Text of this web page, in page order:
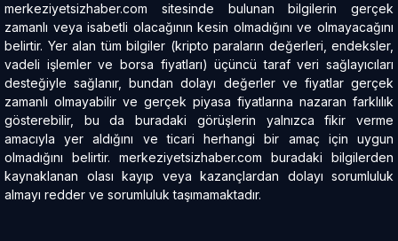
merkeziyetsizhaber.com sitesinde bulunan bilgilerin gerçek
zamanlı veya isabetli olacağının kesin olmadığını ve olmayacağını
belirtir. Yer alan tüm bilgiler (kripto paraların değerleri, endeksler,
vadeli işlemler ve borsa fiyatları) üçüncü taraf veri sağlayıcıları
desteğiyle sağlanır, bundan dolayı değerler ve fiyatlar gerçek
zamanlı olmayabilir ve gerçek piyasa fiyatlarına nazaran farklılık
gösterebilir, bu da buradaki görüşlerin yalnızca fikir verme
amacıyla yer aldığını ve ticari herhangi bir amaç için uygun
olmadığını belirtir. merkeziyetsizhaber.com buradaki bilgilerden
kaynaklanan olası kayıp veya kazançlardan dolayı sorumluluk
almayı redder ve sorumluluk taşımamaktadır.